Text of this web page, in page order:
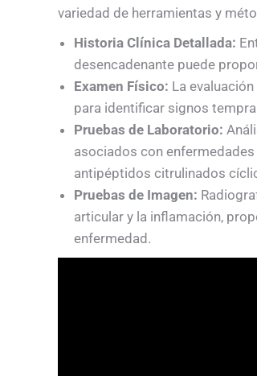
variedad de herramientas y
Historia Clínica Detallada:
desencadenante puede
Examen Físico: La
para identificar signos
Pruebas de Laboratorio:
asociados con
antipéptidos citrulinados
Pruebas de Imagen:
articular y la inflamación,
enfermedad.